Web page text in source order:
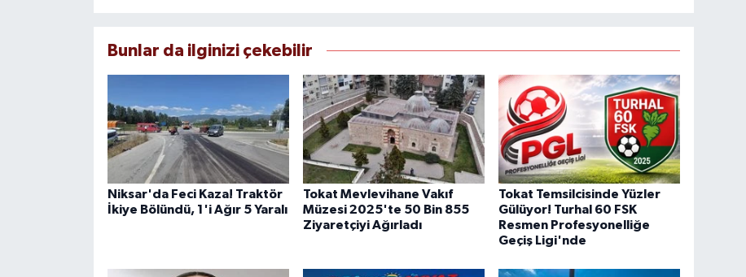
Bunlar da ilginizi çekebilir
Niksar'da Feci Kaza! Traktör
İkiye Bölündü, 1'i Ağır 5 Yaralı
Tokat Mevlevihane Vakıf
Müzesi 2025'te 50 Bin 855
Ziyaretçiyi Ağırladı
Tokat Temsilcisinde Yüzler
Gülüyor! Turhal 60 FSK
Resmen Profesyonelliğe
Geçiş Ligi'nde